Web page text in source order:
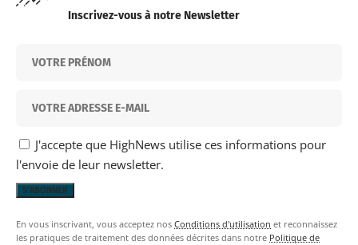
Inscrivez-vous à notre Newsletter
J'accepte que HighNews utilise ces informations pour
l'envoie de leur newsletter.
En vous inscrivant, vous acceptez nos Conditions d'utilisation et reconnaissez
les pratiques de traitement des données décrites dans notre Politique de